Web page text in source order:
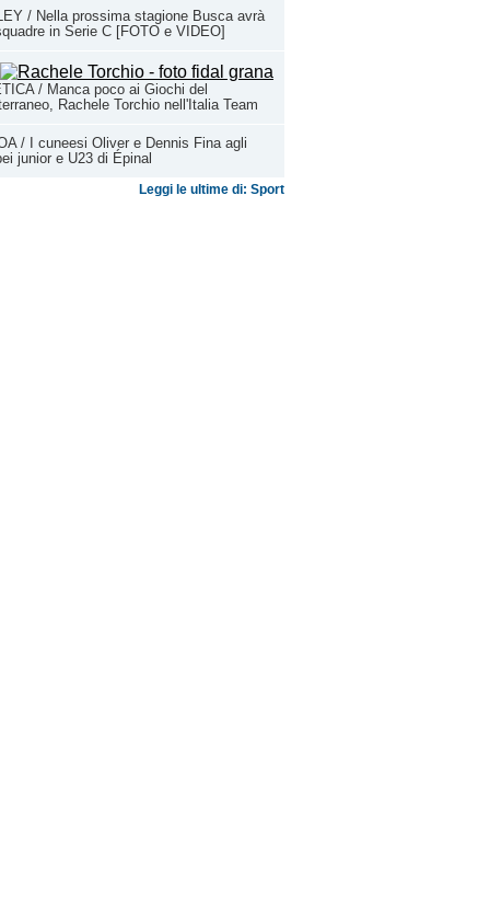
/ Nella prossima stagione Busca avrà
in Serie C [FOTO e VIDEO]
/ Manca poco ai Giochi del
Rachele Torchio nell'Italia Team
/ I cuneesi Oliver e Dennis Fina agli
junior e U23 di Épinal
Leggi le ultime di: Sport